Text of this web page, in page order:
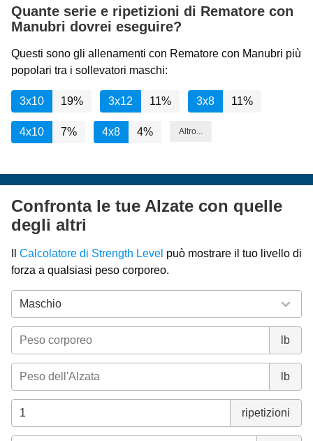
Quante serie e ripetizioni di Rematore con
Manubri dovrei eseguire?
Questi sono gli allenamenti con Rematore con Manubri più
popolari tra i sollevatori maschi:
3x10 19% 3x12 11% 3x8 11%
4x10 7% 4x8 4% Altro...
Confronta le tue Alzate con quelle
degli altri
Calcolatore di Strength Level può mostrare il tuo livello di
forza a qualsiasi peso corporeo.
lb
lb
ripetizioni